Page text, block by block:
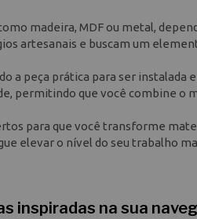
madeira, MDF ou metal,
artesanais e buscam um
a peça prática para ser instalada
permitindo que você combine o
para que você transforme
elevar o nível do seu trabalho
inspiradas na sua